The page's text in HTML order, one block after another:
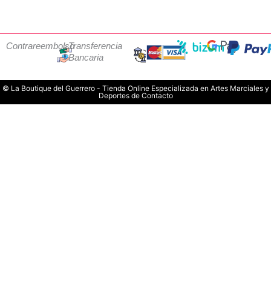
ContrareembolsoTransferencia
Bancaria
© La Boutique del Guerrero - Tienda Online Especializada en Artes Marciales y
Deportes de Contacto